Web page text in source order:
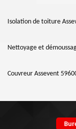
Isolation de toiture
Nettoyage et
Couvreur Assevent